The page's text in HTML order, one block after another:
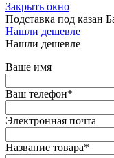
Закрыть окно
Подставка под казан
Нашли дешевле
Нашли дешевле
Ваше имя
Ваш телефон*
Электронная почта
Название товара*